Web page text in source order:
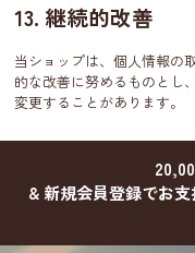
13. 継続的改善
当ショップは、個人情報の
的な改善に努めるものとし
変更することがあります。
& 新規会員登録でお